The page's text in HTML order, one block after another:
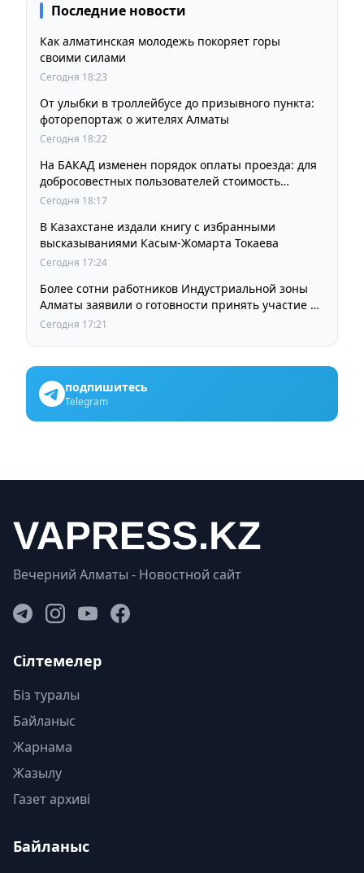
Последние новости
Как алматинская молодежь покоряет горы
своими силами
Сегодня 18:23
От улыбки в троллейбусе до призывного пункта:
фоторепортаж о жителях Алматы
Сегодня 18:22
На БАКАД изменен порядок оплаты проезда: для
добросовестных пользователей стоимость
остается прежней
Сегодня 18:17
В Казахстане издали книгу с избранными
высказываниями Касым-Жомарта Токаева
Сегодня 17:24
Более сотни работников Индустриальной зоны
Алматы заявили о готовности принять участие в
выборах членов Курылтая
Сегодня 17:21
подпишитесь
Telegram
Вечерний Алматы - Новостной сайт
Сілтемелер
Біз туралы
Байланыс
Жарнама
Жазылу
Газет архиві
Байланыс